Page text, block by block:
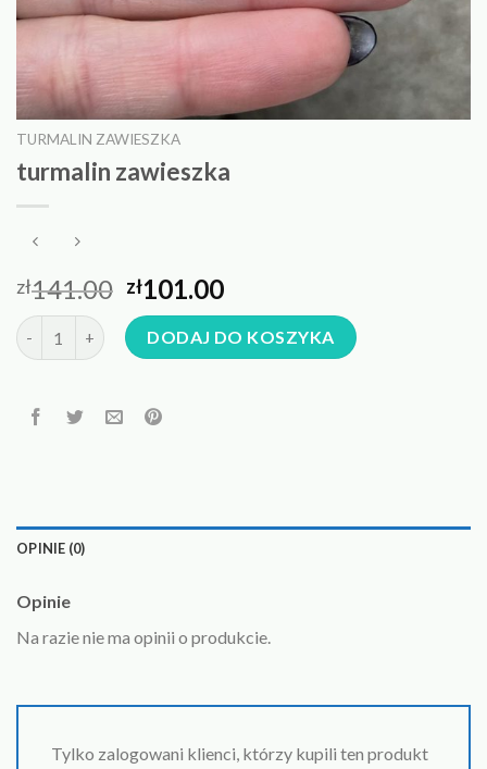
TURMALIN ZAWIESZKA
turmalin zawieszka
zł141.00 zł101.00
ilość turmalin zawieszkaDODAJ DO KOSZYKA
OPINIE (0)
Opinie
Na razie nie ma opinii o produkcie.
Tylko zalogowani klienci, którzy kupili ten produkt